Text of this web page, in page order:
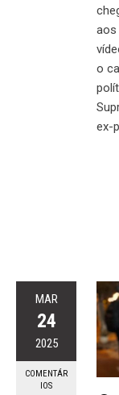
aos
o
ex-
MAR
24
2025
COMENTÁR
IOS